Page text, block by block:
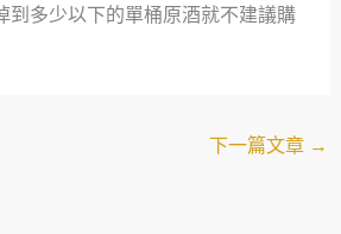
到多少以下的單桶原酒就不建議購
下一篇文章 →